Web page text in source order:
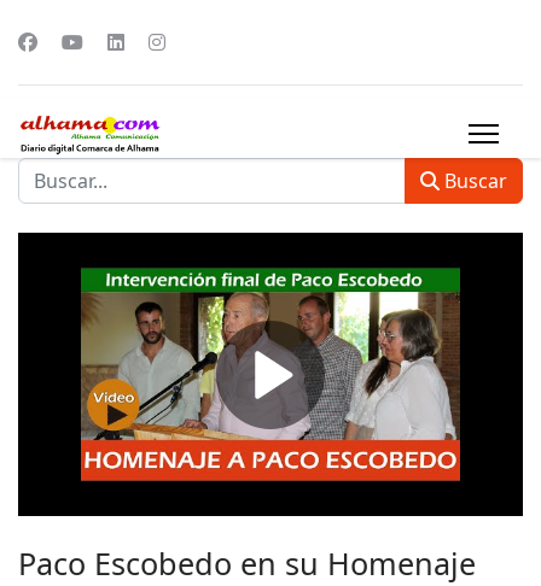
Buscar
Paco Escobedo en su Homenaje